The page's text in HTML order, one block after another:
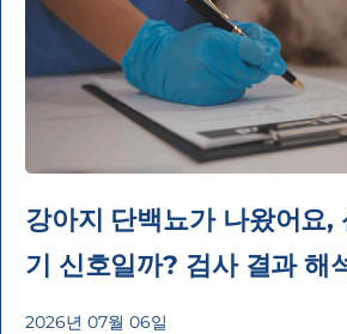
강아지 단백뇨가 나왔어요,
기 신호일까? 검사 결과 해
2026년 07월 06일